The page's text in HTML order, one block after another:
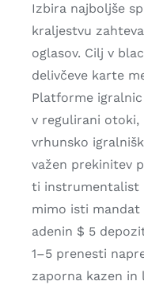
Izbira najboljše
kraljestvu
oglasov. Cilj v
delivčeve karte
Platforme
v regulirani otoki,
vrhunsko
važen prekinitev
ti instrumentalist
mimo isti mandat
adenin $ 5
1–5 prenesti
zaporna kazen